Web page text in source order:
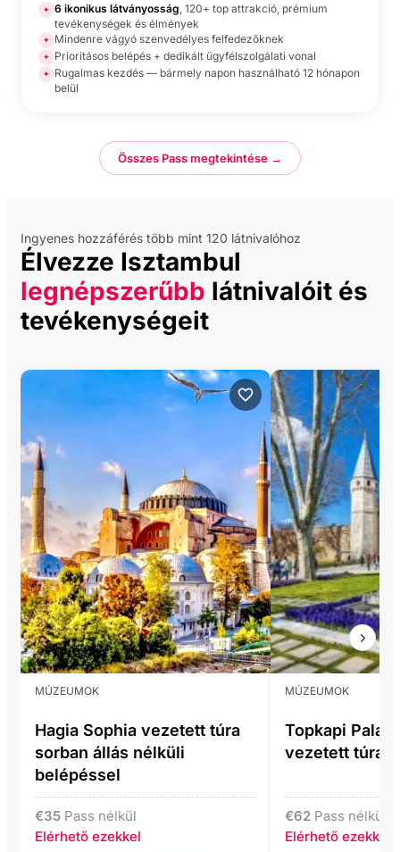
✦ 6 ikonikus látványosság , 120+ top attrakció, prémium
tevékenységek és élmények
✦ Mindenre vágyó szenvedélyes felfedezőknek
✦ Prioritásos belépés + dedikált ügyfélszolgálati vonal
✦
Rugalmas kezdés — bármely napon használható 12 hónapon
belül
Összes Pass megtekintése →
Ingyenes hozzáférés több mint 120 látnivalóhoz
Élvezze Isztambul
legnépszerűbb látnivalóit és
tevékenységeit
MÚZEUMOK
Hagia Sophia vezetett túra
sorban állás nélküli
belépéssel
€35 Pass nélkül
Elérhető ezekkel
MÚZEUMOK
Topkapi
vezetett túra
€62 Pass nélkül
Elérhető ezekkel